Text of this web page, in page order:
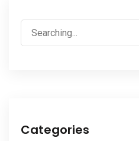
Categories